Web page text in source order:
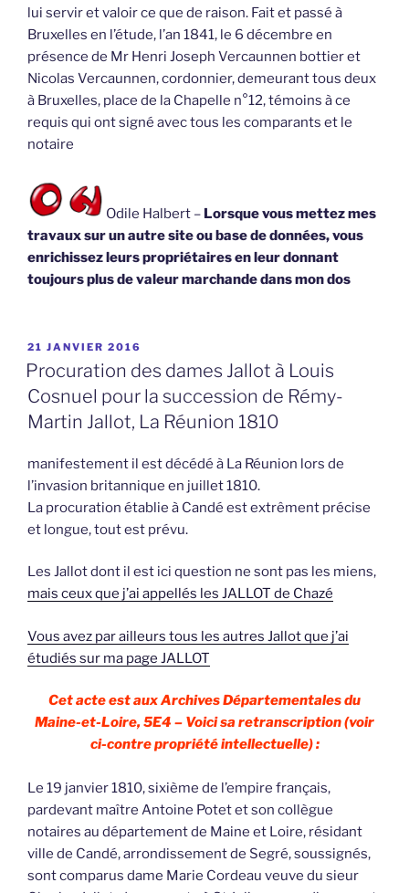
lui servir et valoir ce que de raison. Fait et passé à
Bruxelles en l’étude, l’an 1841, le 6 décembre en
présence de Mr Henri Joseph Vercaunnen bottier et
Nicolas Vercaunnen, cordonnier, demeurant tous deux
à Bruxelles, place de la Chapelle n°12, témoins à ce
requis qui ont signé avec tous les comparants et le
notaire
Odile Halbert – Lorsque vous mettez mes
travaux sur un autre site ou base de données, vous
enrichissez leurs propriétaires en leur donnant
toujours plus de valeur marchande dans mon dos
PUBLIÉ
LE
21 JANVIER 2016
Procuration des dames Jallot à Louis
Cosnuel pour la succession de Rémy-
Martin Jallot, La Réunion 1810
manifestement il est décédé à La Réunion lors de
l’invasion britannique en juillet 1810.
La procuration établie à Candé est extrêment précise
et longue, tout est prévu.
Les Jallot dont il est ici question ne sont pas les miens,
mais ceux que j’ai appellés les JALLOT de Chazé
Vous avez par ailleurs tous les autres Jallot que j’ai
étudiés sur ma page JALLOT
Cet acte est aux Archives Départementales du
Maine-et-Loire, 5E4 – Voici sa retranscription (voir
ci-contre propriété intellectuelle) :
Le 19 janvier 1810, sixième de l’empire français,
pardevant maître Antoine Potet et son collègue
notaires au département de Maine et Loire, résidant
ville de Candé, arrondissement de Segré, soussignés,
sont comparus dame Marie Cordeau veuve du sieur